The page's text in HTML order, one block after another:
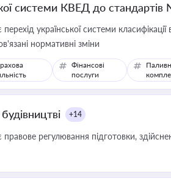
системи КВЕД до стандартів
української системи
нормативні зміни
Фінансові
послуги
+14
регулювання підготовки,